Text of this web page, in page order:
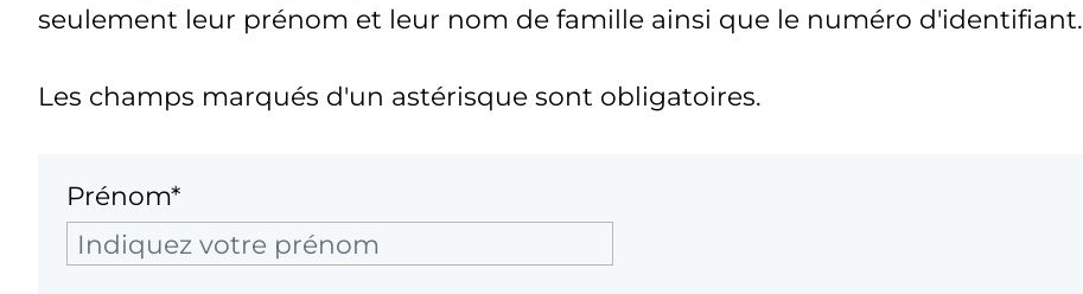
seulement leur prénom et leur nom de famille ainsi que le numéro d'identifiant.
Les champs marqués d'un astérisque sont obligatoires.
Prénom*